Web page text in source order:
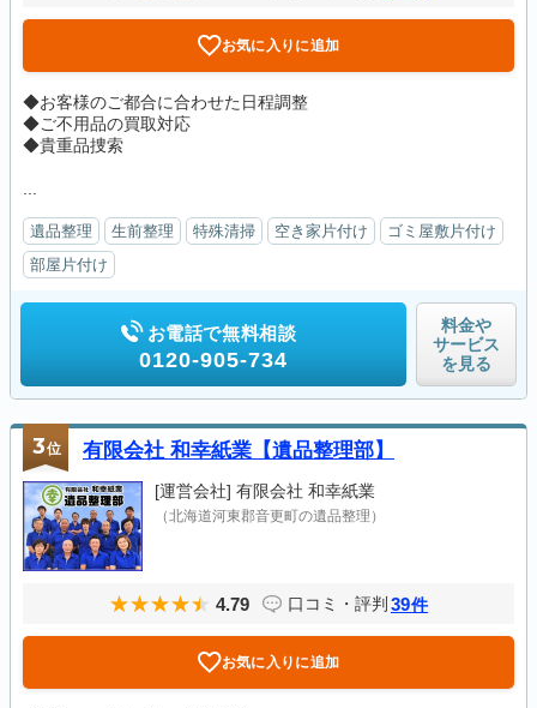
お気に入りに追加
◆お客様のご都合に合わせた日程調整
◆ご不用品の買取対応
◆貴重品捜索
遺品整理 生前整理 特殊清掃 空き家片付け
ゴミ屋敷片付け
部屋片付け
お電話で無料相談
0120-905-734
料金や
サービス
を見る
3位 有限会社 和幸紙業【遺品整理部】
[運営会社] 有限会社 和幸紙業
（北海道河東郡音更町の遺品整理）
4.79 口コミ・評判 39件
お気に入りに追加